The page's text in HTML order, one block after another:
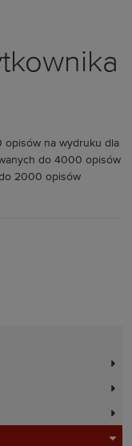
opisów na wydruku dla
do 4000 opisów
2000 opisów